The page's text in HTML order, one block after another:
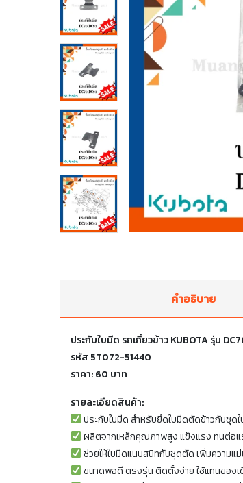
คำอธิบาย
ประกับใบมีด รถเกี่ยวข้าว KUBOTA รุ่น
รหัส 5T072-51440
ราคา: 60 บาท
รายละเอียดสินค้า:
ประกับใบมีด สำหรับยึดใบมีดตัดข้าวกับชุด
ผลิตจากเหล็กคุณภาพสูง แข็งแรง ทนต่อแ
ช่วยให้ใบมีดแนบสนิทกับชุดตัด เพิ่มความแ
ขนาดพอดี ตรงรุ่น ติดตั้งง่าย ใช้แทนของเ